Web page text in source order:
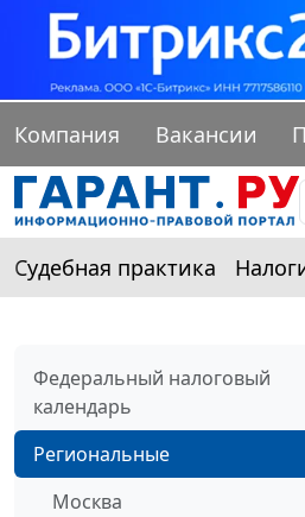
Компания Вакансии
Судебная практика
Федеральный налоговый
календарь
Региональные
Москва